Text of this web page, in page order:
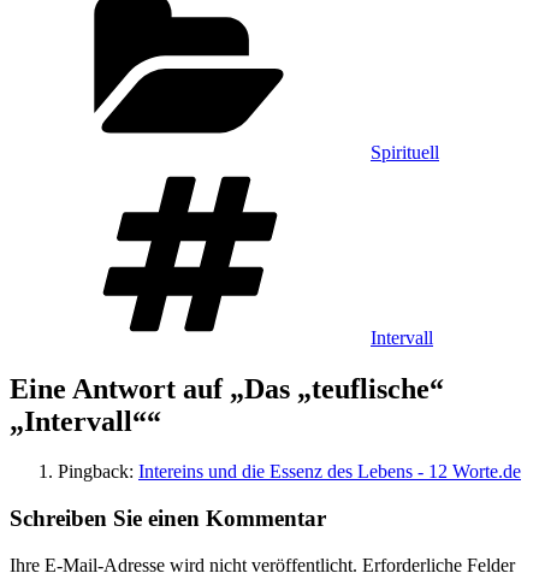
Spirituell
Intervall
Eine Antwort auf „Das „teuflische“
„Intervall““
Pingback: Intereins und die Essenz des Lebens - 12 Worte.de
Schreiben Sie einen Kommentar
Ihre E-Mail-Adresse wird nicht veröffentlicht. Erforderliche Felder